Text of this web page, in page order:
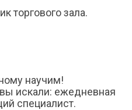
торгового зала.
научим!
искали: ежедневная
специалист.